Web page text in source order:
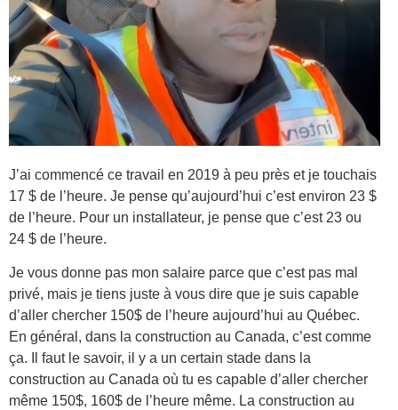
J’ai commencé ce travail en 2019 à peu près et je touchais
17 $ de l’heure. Je pense qu’aujourd’hui c’est environ 23 $
de l’heure. Pour un installateur, je pense que c’est 23 ou
24 $ de l’heure.
Je vous donne pas mon salaire parce que c’est pas mal
privé, mais je tiens juste à vous dire que je suis capable
d’aller chercher 150$ de l’heure aujourd’hui au Québec.
En général, dans la construction au Canada, c’est comme
ça. Il faut le savoir, il y a un certain stade dans la
construction au Canada où tu es capable d’aller chercher
même 150$, 160$ de l’heure même. La construction au